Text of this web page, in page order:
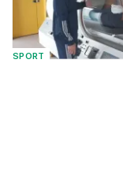
SPORT